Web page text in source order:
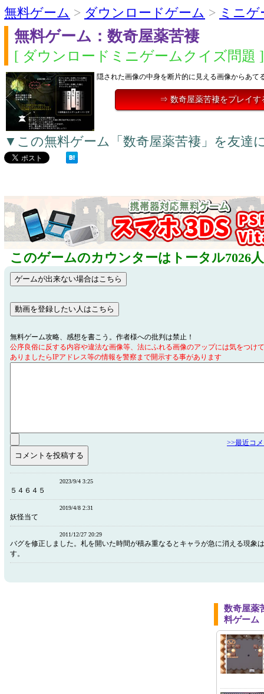
無料ゲーム > ダウンロードゲーム > ミニゲ
無料ゲーム：数奇屋薬苦褄
[ ダウンロードミニゲームクイズ問題 ]
隠された画像の中身を断片的に見える画像からあて
⇒ 数奇屋薬苦褄をプレイす
▼この無料ゲーム「数奇屋薬苦褄」を友達
このゲームのカウンターはトータル7026
無料ゲーム攻略、感想を書こう。作者様への批判は禁止！
公序良俗に反する内容や違法な画像等、法にふれる画像のアップには気をつけ
ありましたらIPアドレス等の情報を警察まで開示する事があります
>>最近コ
2023/9/4 3:25
５４６４５
2019/4/8 2:31
妖怪当て
2011/12/27 20:29
バグを修正しました。札を開いた時間が積み重なるとキャラが急に消える現象
す。
数奇屋薬
料ゲーム